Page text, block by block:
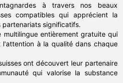
à travers nos beaux
compatibles qui apprécient la
partenariats significatifs.
multilingue entièrement gratuite qui
à la qualité dans chaque
ont découvert leur partenaire
qui valorise la substance